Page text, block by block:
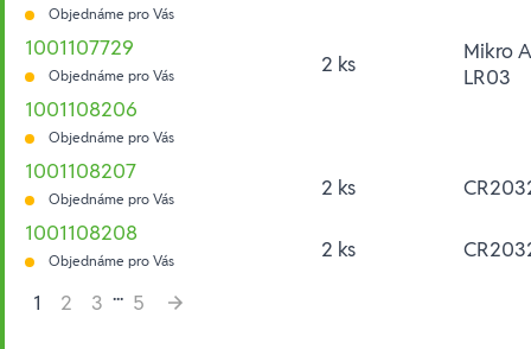
Objednáme pro Vás
1001107729
Objednáme pro Vás 2 ks
Mikro
LR03
1001108206
Objednáme pro Vás
1001108207
Objednáme pro Vás 2 ks
1001108208
Objednáme pro Vás 2 ks
1 2 3 ... 5